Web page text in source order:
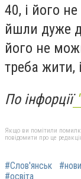
40, і його
йшли дуже
його не
треба жити,
По інфорції
Якщо ви помітили
повідомити про це
#Слов'янськ
#освіта